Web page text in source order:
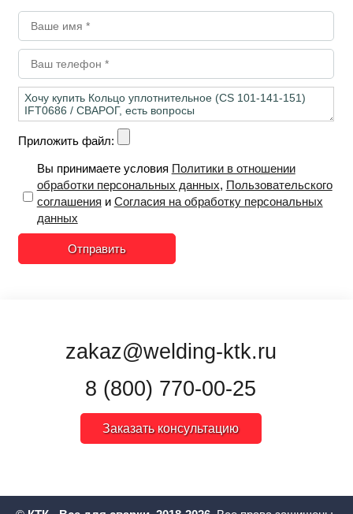
Приложить файл:
Вы принимаете условия Политики в отношении
обработки персональных данных, Пользовательского
соглашения и Согласия на обработку персональных
данных
Отправить
zakaz@welding-ktk.ru
8 (800) 770-00-25
Заказать консультацию